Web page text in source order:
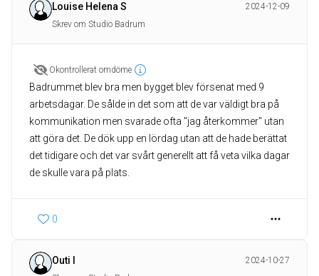
Louise Helena S
2024-12-09
Skrev om Studio Badrum
Okontrollerat omdöme
Badrummet blev bra men bygget blev försenat med 9
arbetsdagar. De sålde in det som att de var väldigt bra på
kommunikation men svarade ofta "jag återkommer" utan
att göra det. De dök upp en lördag utan att de hade berättat
det tidigare och det var svårt generellt att få veta vilka dagar
de skulle vara på plats.
0
Outi I
2024-10-27